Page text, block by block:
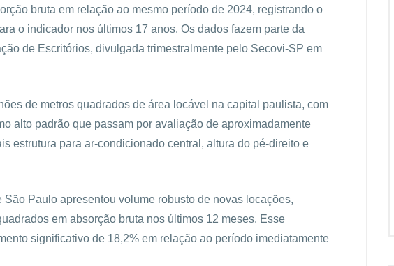
bruta em relação ao mesmo período de 2024, registrando o
o indicador nos últimos 17 anos. Os dados fazem parte da
de Escritórios, divulgada trimestralmente pelo Secovi-SP em
de metros quadrados de área locável na capital paulista, com
alto padrão que passam por avaliação de aproximadamente
estrutura para ar-condicionado central, altura do pé-direito e
São Paulo apresentou volume robusto de novas locações,
em absorção bruta nos últimos 12 meses. Esse
significativo de 18,2% em relação ao período imediatamente